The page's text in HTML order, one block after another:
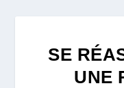
SE
UNE